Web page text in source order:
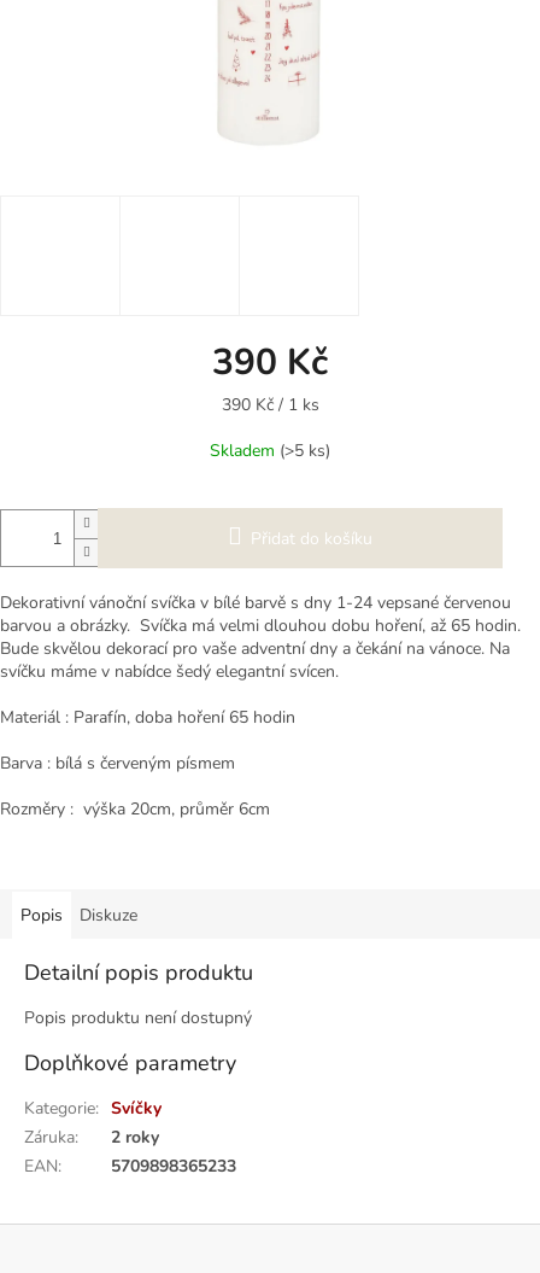
390 Kč
Měrná
390 Kč / 1 ks
Skladem (>5 ks)
Přidat do košíku
Dekorativní vánoční svíčka v bílé barvě s dny 1-24 vepsané červenou
barvou a obrázky. Svíčka má velmi dlouhou dobu hoření, až 65 hodin.
Bude skvělou dekorací pro vaše adventní dny a čekání na vánoce. Na
svíčku máme v nabídce šedý elegantní svícen.
Materiál : Parafín, doba hoření 65 hodin
Barva : bílá s červeným písmem
Rozměry : výška 20cm, průměr 6cm
Popis Diskuze
Detailní popis produktu
Popis produktu není dostupný
Doplňkové parametry
Kategorie: Svíčky
Záruka:
2 roky
EAN: 5709898365233
Z